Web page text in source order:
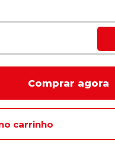
Comprar agora
carrinho